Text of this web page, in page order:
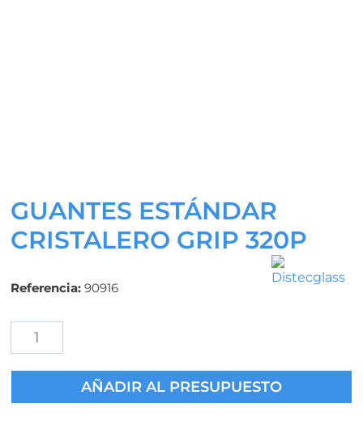
GUANTES ESTÁNDAR
CRISTALERO GRIP 320P
Referencia: 90916
Guantes
Estándar
Cristalero
320P
AÑADIR AL PRESUPUESTO